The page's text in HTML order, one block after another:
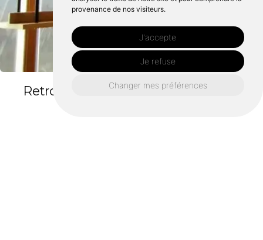
provenance de nos visiteurs.
J'accepte
Je refuse
Changer mes préférences
Retrouvez nous également ici :